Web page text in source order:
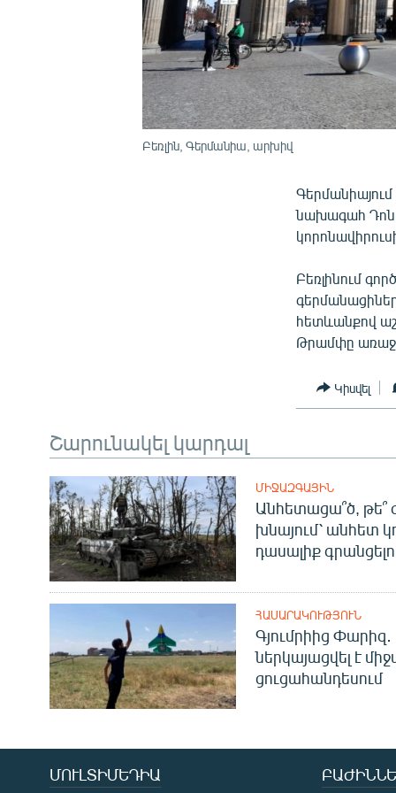
Բեռլին, Գերմանիա, արխիվ
նախագահ
Բեռլինում
հետևանքով
Թրամփը
Կիսվել
Շարունակել կարդալ
ՄԻՋԱԶԳԱՅԻՆ
Անհետացա՞ծ, թե՞
խնայում՝ անհետ
դասալիք
ՀԱՍԱՐԱԿՈՒԹՅՈՒՆ
Գյումրիից
ներկայացվել է
ցուցահանդեսում
ՄՈՒԼՏԻՄԵԴԻԱ